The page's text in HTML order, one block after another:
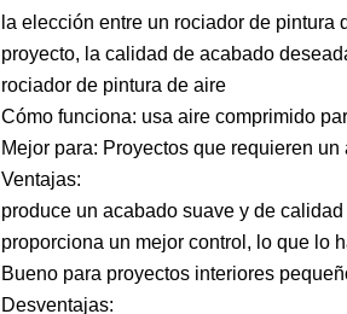
la elección entre un rociador de pintura
proyecto, la calidad de acabado
rociador de pintura de aire
Cómo funciona: usa aire comprimido
Mejor para: Proyectos que requieren
Ventajas:
produce un acabado suave y de
proporciona un mejor control, lo que lo
Bueno para proyectos interiores
Desventajas: